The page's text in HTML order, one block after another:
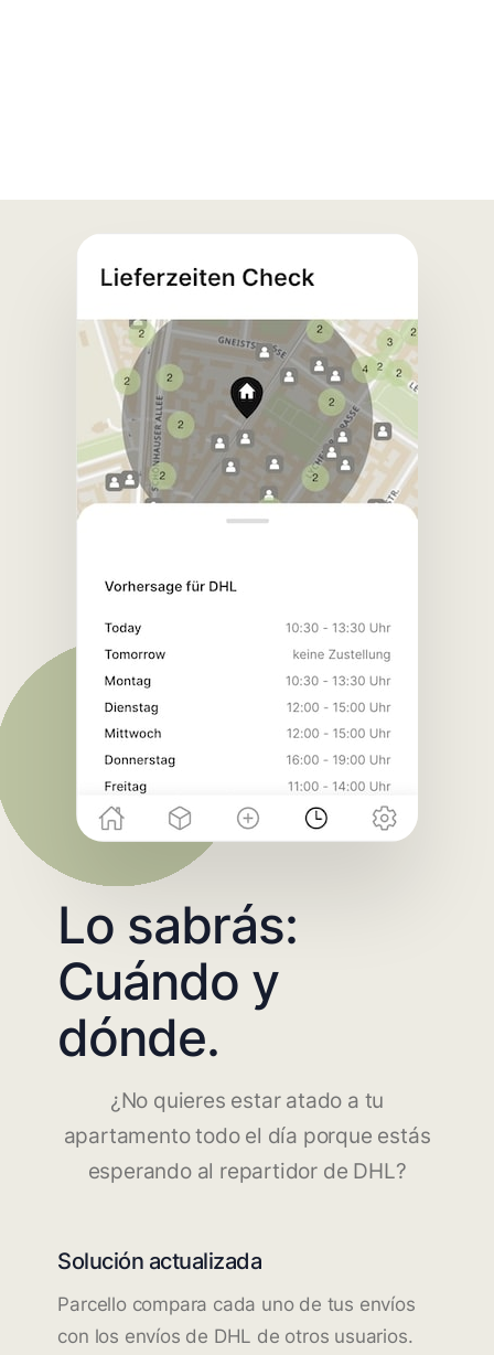
Lo sabrás:
Cuándo y
dónde.
¿No quieres estar atado a tu
apartamento todo el día porque estás
esperando al repartidor de DHL?
Solución actualizada
Parcello compara cada uno de tus envíos
con los envíos de DHL de otros usuarios.